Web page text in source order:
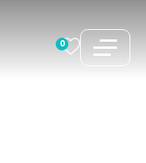
0